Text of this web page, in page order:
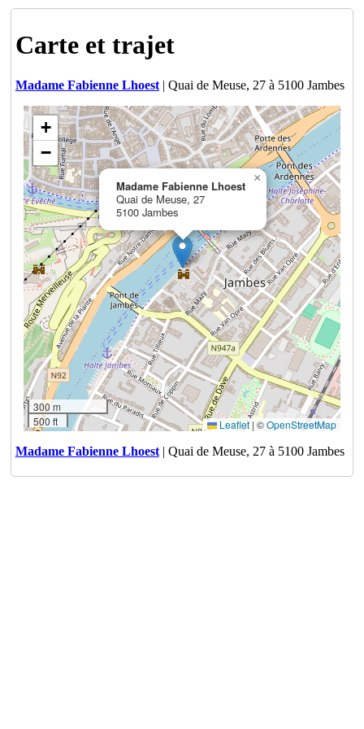
Carte et trajet
Madame Fabienne Lhoest| Quai de Meuse, 27 à 5100 Jambes
Madame Fabienne Lhoest
Quai de Meuse, 27
5100 Jambes
×
+
−
300 m
500 ft
Leaflet | ©OpenStreetMap
Madame Fabienne Lhoest| Quai de Meuse, 27 à 5100 Jambes